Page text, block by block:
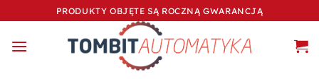
do
zawartości
PRODUKTY OBJĘTE SĄ ROCZNĄ GWARANCJĄ